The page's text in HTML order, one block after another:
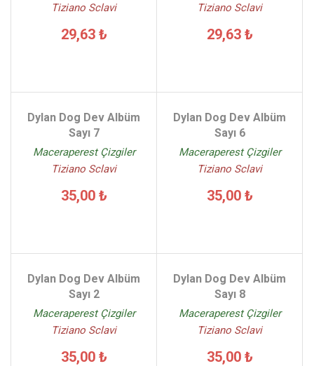
Tiziano Sclavi
29,63 ₺
Tiziano Sclavi
29,63 ₺
Dylan Dog Dev Albüm
Sayı 7
Maceraperest Çizgiler
Tiziano Sclavi
35,00 ₺
Dylan Dog Dev Albüm
Sayı 6
Maceraperest Çizgiler
Tiziano Sclavi
35,00 ₺
Dylan Dog Dev Albüm
Sayı 2
Maceraperest Çizgiler
Tiziano Sclavi
35,00 ₺
Dylan Dog Dev Albüm
Sayı 8
Maceraperest Çizgiler
Tiziano Sclavi
35,00 ₺